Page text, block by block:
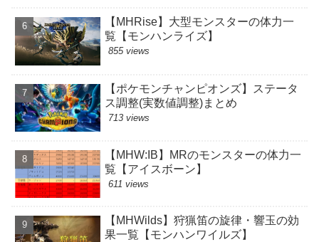
【MHRise】大型モンスターの体力一
覧【モンハンライズ】
855 views
【ポケモンチャンピオンズ】ステータ
ス調整(実数値調整)まとめ
713 views
【MHW:IB】MRのモンスターの体力一
覧【アイスボーン】
611 views
【MHWilds】狩猟笛の旋律・響玉の効
果一覧【モンハンワイルズ】